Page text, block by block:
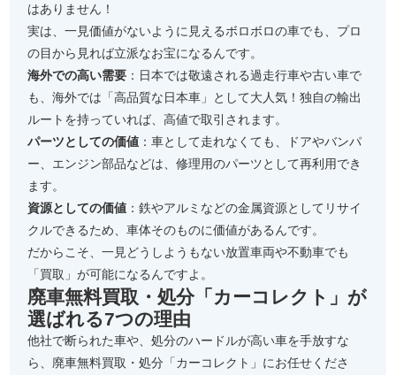
はありません！
実は、一見価値がないように見えるボロボロの車でも、プロ
の目から見れば立派なお宝になるんです。
海外での高い需要 ：日本では敬遠される過走行車や古い車で
も、海外では「高品質な日本車」として大人気！独自の輸出
ルートを持っていれば、高値で取引されます。
パーツとしての価値 ：車として走れなくても、ドアやバンパ
ー、エンジン部品などは、修理用のパーツとして再利用でき
ます。
資源としての価値 ：鉄やアルミなどの金属資源としてリサイ
クルできるため、車体そのものに価値があるんです。
だからこそ、一見どうしようもない放置車両や不動車でも
「買取」が可能になるんですよ。
廃車無料買取・処分「カーコレクト」が
選ばれる7つの理由
他社で断られた車や、処分のハードルが高い車を手放すな
ら、廃車無料買取・処分「カーコレクト」にお任せくださ